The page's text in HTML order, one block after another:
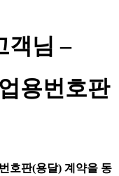
객님 –
용번호판
호판(용달) 계약을 동